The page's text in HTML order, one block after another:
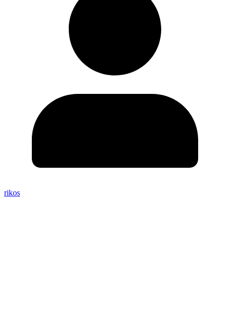
rikos